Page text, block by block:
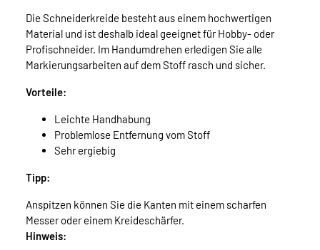
Die Schneiderkreide besteht aus einem hochwertigen
Material und ist deshalb ideal geeignet für Hobby- oder
Profischneider. Im Handumdrehen erledigen Sie alle
Markierungsarbeiten auf dem Stoff rasch und sicher.
Vorteile:
Leichte Handhabung
Problemlose Entfernung vom Stoff
Sehr ergiebig
Tipp:
Anspitzen können Sie die Kanten mit einem scharfen
Messer oder einem Kreideschärfer.
Hinweis: